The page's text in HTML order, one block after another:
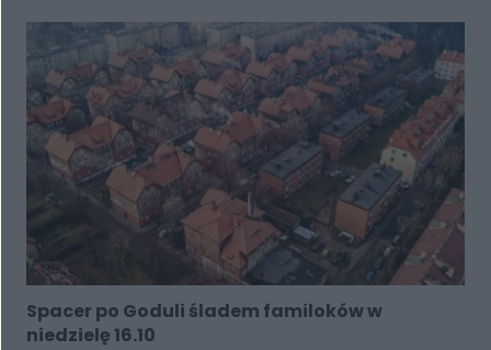
Spacer po Goduli śladem familoków w
niedzielę 16.10